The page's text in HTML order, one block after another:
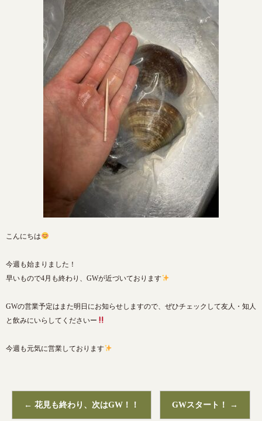
こんにちは
今週も始まりました！
早いもので4月も終わり、GWが近づいております
GWの営業予定はまた明日にお知らせしますので、ぜひチェックして友人・知人
と飲みにいらしてくださいー
今週も元気に営業しております
← 花見も終わり、次はGW！！ GWスタート！ →